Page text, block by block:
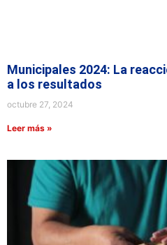
Municipales 2024: La
a los resultados
octubre 27, 2024
Leer más »